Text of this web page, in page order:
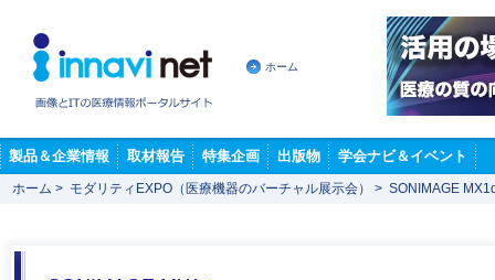
ホーム
製品＆企業情報 取材報告 特集企画 出版物 学会ナビ＆イベント
ホーム > モダリティEXPO（医療機器のバーチャル展示会） > SONIMAGE